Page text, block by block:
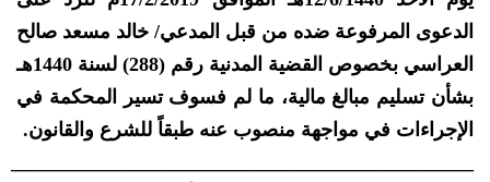
الدعوى المرفوعة ضده من قبل المدعي/ خالد مسعد صالح
العراسي بخصوص القضية المدنية رقم (288) لسنة 1440هـ
بشأن تسليم مبالغ مالية، ما لم فسوف تسير المحكمة في
الإجراءات في مواجهة منصوب عنه طبقاً للشرع والقانون.